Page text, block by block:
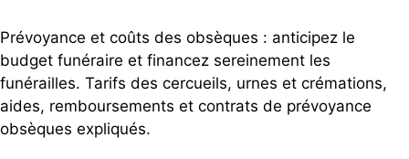
Prévoyance et coûts des obsèques : anticipez le
budget funéraire et financez sereinement les
funérailles. Tarifs des cercueils, urnes et crémations,
aides, remboursements et contrats de prévoyance
obsèques expliqués.